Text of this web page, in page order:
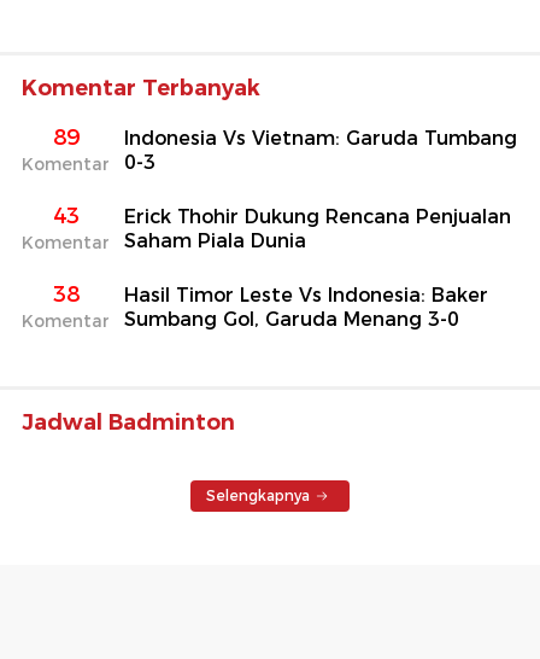
Komentar Terbanyak
89
Komentar
Indonesia Vs Vietnam: Garuda Tumbang
0-3
43
Komentar
Erick Thohir Dukung Rencana Penjualan
Saham Piala Dunia
38
Komentar
Hasil Timor Leste Vs Indonesia: Baker
Sumbang Gol, Garuda Menang 3-0
Jadwal Badminton
Selengkapnya